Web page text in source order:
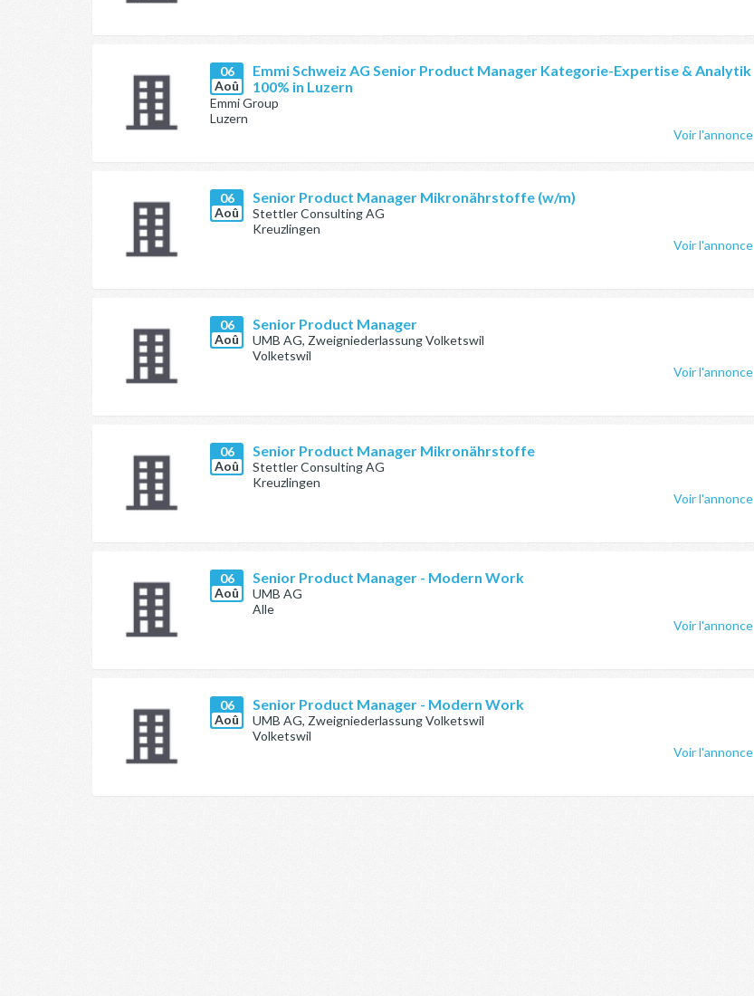
06
Aoû
Emmi Schweiz AG Senior Product Manager Kategorie-Expertise & Analytik
100% in Luzern
Emmi Group
Luzern
Voir l'annonce
06
Aoû
Senior Product Manager Mikronährstoffe (w/m)
Stettler Consulting AG
Kreuzlingen
Voir l'annonce
06
Aoû
Senior Product Manager
UMB AG, Zweigniederlassung Volketswil
Volketswil
Voir l'annonce
06
Aoû
Senior Product Manager Mikronährstoffe
Stettler Consulting AG
Kreuzlingen
Voir l'annonce
06
Aoû
Senior Product Manager - Modern Work
UMB AG
Alle
Voir l'annonce
06
Aoû
Senior Product Manager - Modern Work
UMB AG, Zweigniederlassung Volketswil
Volketswil
Voir l'annonce